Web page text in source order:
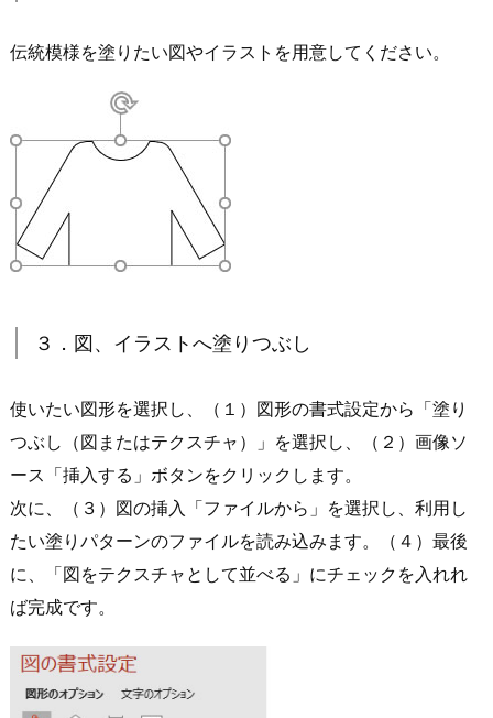
伝統模様を塗りたい図やイラストを用意してください。
３．図、イラストへ塗りつぶし
使いたい図形を選択し、（１）図形の書式設定から「塗り
つぶし（図またはテクスチャ）」を選択し、（２）画像ソ
ース「挿入する」ボタンをクリックします。
次に、（３）図の挿入「ファイルから」を選択し、利用し
たい塗りパターンのファイルを読み込みます。（４）最後
に、「図をテクスチャとして並べる」にチェックを入れれ
ば完成です。